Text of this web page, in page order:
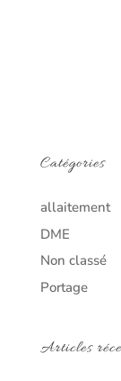
Catégories
allaitement
DME
Non classé
Portage
Articles